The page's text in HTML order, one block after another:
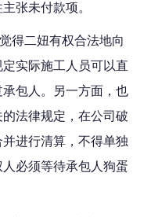
主张未付款项。
觉得二妞有权合法地向
实际施工人员可以直
包人。另一方面，也
的法律规定，在公司破
进行清算，不得单独
必须等待承包人狗蛋